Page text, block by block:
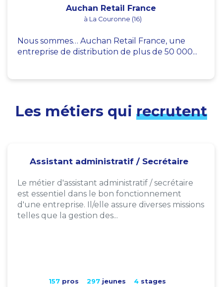
Auchan Retail France
à La Couronne (16)
Nous sommes… Auchan Retail France, une
entreprise de distribution de plus de 50 000...
Les métiers qui recrutent
Assistant administratif / Secrétaire
Le métier d'assistant administratif / secrétaire
est essentiel dans le bon fonctionnement
d'une entreprise. Il/elle assure diverses missions
telles que la gestion des...
157pros 297jeunes 4stages